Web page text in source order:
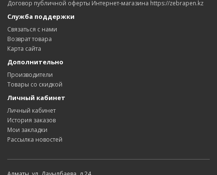
Договор публичной оферты Интернет-магазина https://zebrapen.kz
Служба поддержки
Связаться с нами
Возврат товара
Карта сайта
Дополнительно
Производители
Товары со скидкой
Личный кабинет
Личный кабинет
История заказов
Мои закладки
Рассылка новостей